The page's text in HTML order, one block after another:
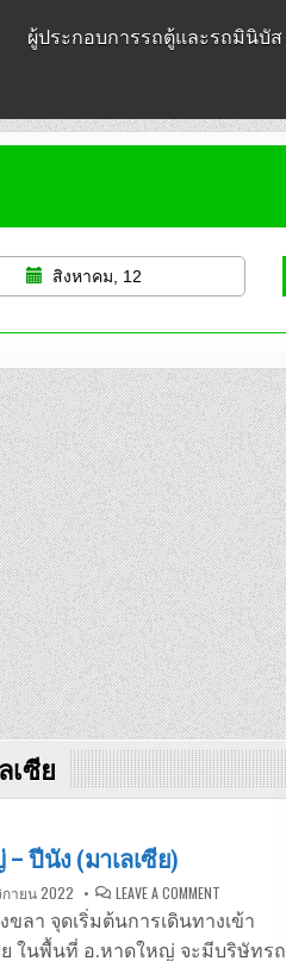
ผู้ประกอบการรถตู้และรถมินิบัส
สิงหาคม, 12
เซีย
ปีนัง (มาเลเซีย)
ายน 2022 LEAVE A COMMENT
ตู้
หาดใหญ่
–
ลา จุดเริ่มต้นการเดินทางเข้า
ย ในพื้นที่ อ.หาดใหญ่ จะมีบริษัทรถ